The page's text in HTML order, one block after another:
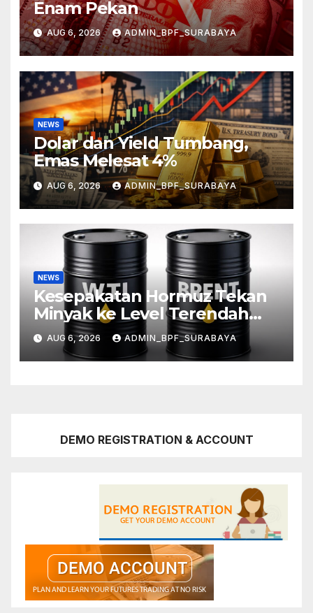
Enam Pekan
AUG 6, 2026 ADMIN_BPF_SURABAYA
NEWS
Dolar dan Yield Tumbang,
Emas Melesat 4%
AUG 6, 2026 ADMIN_BPF_SURABAYA
NEWS
Kesepakatan Hormuz Tekan
Minyak ke Level Terendah
Sebulan
AUG 6, 2026 ADMIN_BPF_SURABAYA
DEMO REGISTRATION & ACCOUNT